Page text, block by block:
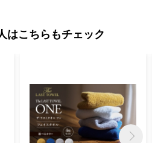
はこちらもチェック